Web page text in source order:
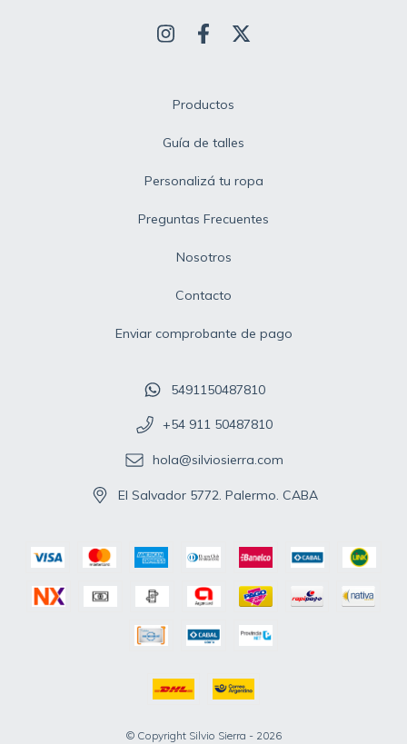
Productos
Guía de talles
Personalizá tu ropa
Preguntas Frecuentes
Nosotros
Contacto
Enviar comprobante de pago
5491150487810
+54 911 50487810
hola@silviosierra.com
El Salvador 5772. Palermo. CABA
© Copyright Silvio Sierra - 2026